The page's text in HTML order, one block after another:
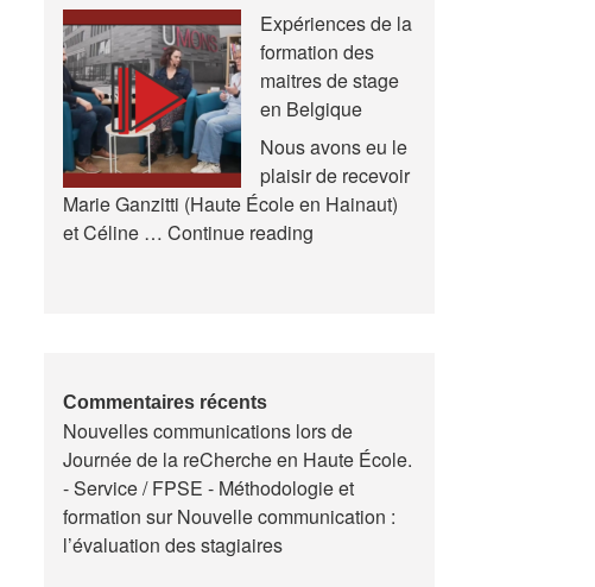
Éducation
et
en
Formation
(AREF)
Expériences de la
formation des
maitres de stage
en Belgique
Nous avons eu le
plaisir de recevoir
Marie Ganzitti (Haute École en Hainaut)
et Céline …Continue reading
stage
en
Belgique
Commentaires récents
Nouvelles communications lors de
Journée de la reCherche en Haute École.
- Service / FPSE - Méthodologie et
formation surNouvelle communication :
l’évaluation des stagiaires